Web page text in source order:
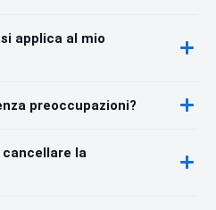
applica al mio
preoccupazioni?
cancellare la